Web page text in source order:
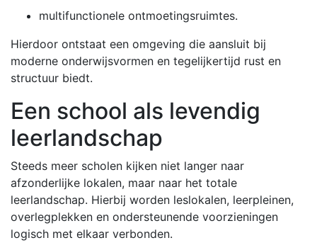
multifunctionele ontmoetingsruimtes.
Hierdoor ontstaat een omgeving die aansluit bij
moderne onderwijsvormen en tegelijkertijd rust en
structuur biedt.
Een school als levendig
leerlandschap
Steeds meer scholen kijken niet langer naar
afzonderlijke lokalen, maar naar het totale
leerlandschap. Hierbij worden leslokalen, leerpleinen,
overlegplekken en ondersteunende voorzieningen
logisch met elkaar verbonden.